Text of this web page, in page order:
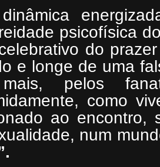
psicofísica
do
e longe de uma
pelos
como
ao encontro,
num